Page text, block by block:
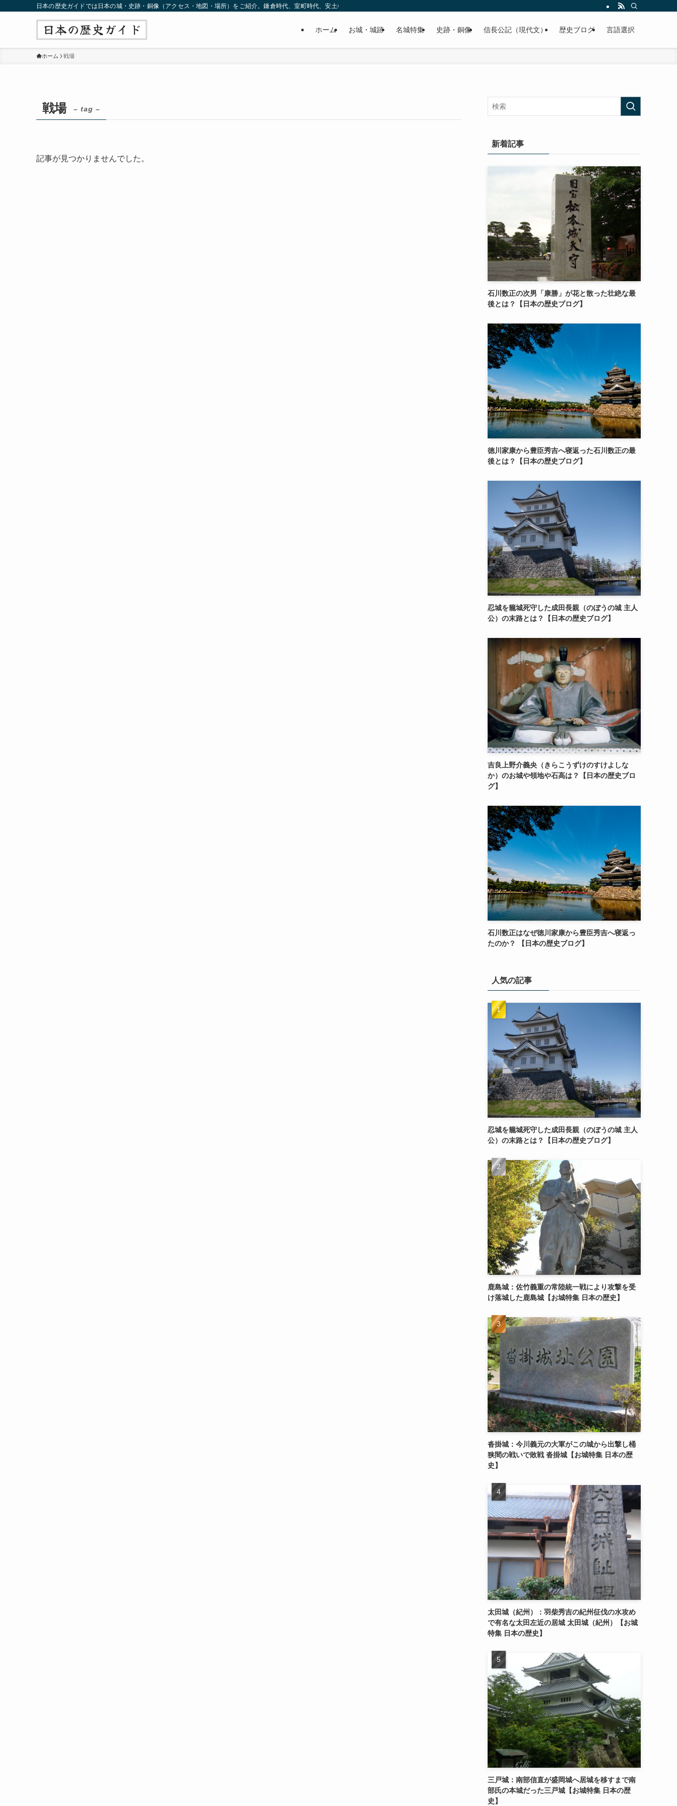
日本の歴史ガイドでは日本の城・史跡・銅像（アクセス・地図・場所）をご紹介。鎌倉時代、室町時代、安土桃山時代（戦国時代）、江戸時代と幅広くご紹介致します。
ホーム お城・城跡 名城特集 史跡・銅像 信長公記（現代文） 歴史ブログ 言語選択
ホーム 戦場
戦場 – tag –
記事が見つかりませんでした。
新着記事
石川数正の次男「康勝」が花と散った壮絶な最
後とは？【日本の歴史ブログ】
徳川家康から豊臣秀吉へ寝返った石川数正の最
後とは？【日本の歴史ブログ】
忍城を籠城死守した成田長親（のぼうの城 主人
公）の末路とは？【日本の歴史ブログ】
吉良上野介義央（きらこうずけのすけよしな
か）のお城や領地や石高は？【日本の歴史ブロ
グ】
石川数正はなぜ徳川家康から豊臣秀吉へ寝返っ
たのか？ 【日本の歴史ブログ】
人気の記事
忍城を籠城死守した成田長親（のぼうの城 主人
公）の末路とは？【日本の歴史ブログ】
鹿島城：佐竹義重の常陸統一戦により攻撃を受
け落城した鹿島城【お城特集 日本の歴史】
沓掛城：今川義元の大軍がこの城から出撃し桶
狭間の戦いで敗戦 沓掛城【お城特集 日本の歴
史】
太田城（紀州）：羽柴秀吉の紀州征伐の水攻め
で有名な太田左近の居城 太田城（紀州）【お城
特集 日本の歴史】
三戸城：南部信直が盛岡城へ居城を移すまで南
部氏の本城だった三戸城【お城特集 日本の歴
史】